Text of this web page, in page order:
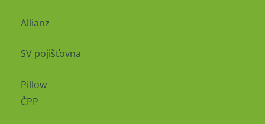
Allianz
SV pojišťovna
Pillow
ČPP